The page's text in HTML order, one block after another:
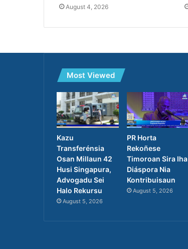
August 4, 2026
Most Viewed
Kazu
Transferénsia
Osan Millaun 42
Husi Singapura,
Advogadu Sei
Halo Rekursu
August 5, 2026
PR Horta
Rekoñese
Timoroan Sira Iha
Diáspora Nia
Kontribuisaun
August 5, 2026